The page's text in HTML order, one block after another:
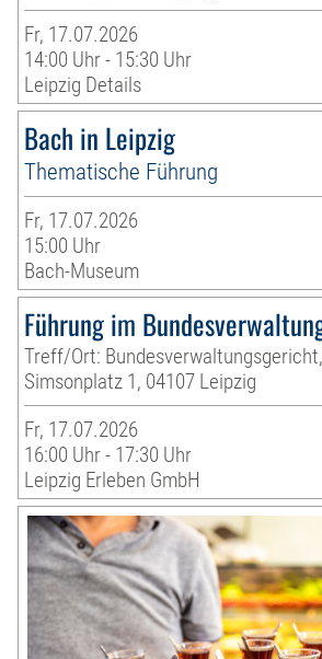
Fr, 17.07.2026
14:00 Uhr - 15:30 Uhr
Leipzig Details
Bach in Leipzig
Thematische Führung
Fr, 17.07.2026
15:00 Uhr
Bach-Museum
Führung im
Treff/Ort:
Simsonplatz 1, 04107 Leipzig
Fr, 17.07.2026
16:00 Uhr - 17:30 Uhr
Leipzig Erleben GmbH